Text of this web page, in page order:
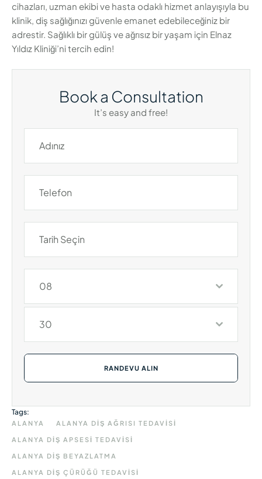
cihazları, uzman ekibi ve hasta odaklı hizmet anlayışıyla bu
klinik, diş sağlığınızı güvenle emanet edebileceğiniz bir
adrestir. Sağlıklı bir gülüş ve ağrısız bir yaşam için Elnaz
Yıldız Kliniği’ni tercih edin!
Book a Consultation
It’s easy and free!
08
30
RANDEVU ALIN
Tags:
ALANYA ALANYA DIŞ AĞRISI TEDAVISI
ALANYA DIŞ APSESI TEDAVISI
ALANYA DIŞ BEYAZLATMA
ALANYA DIŞ ÇÜRÜĞÜ TEDAVISI